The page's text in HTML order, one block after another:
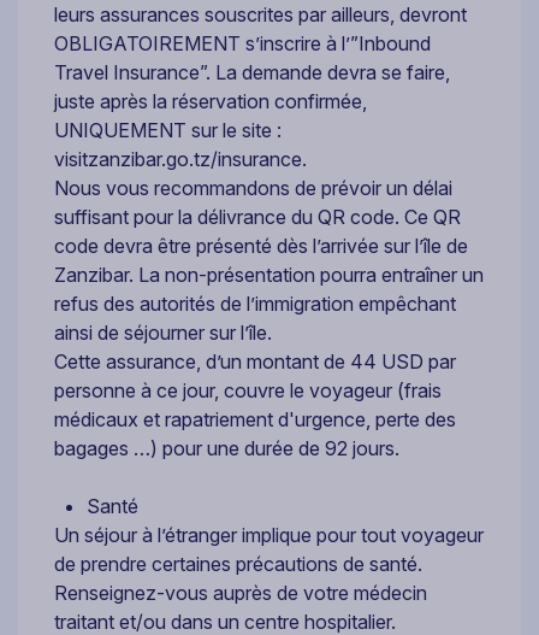
leurs assurances souscrites par ailleurs, devront
OBLIGATOIREMENT s’inscrire à l’”Inbound
Travel Insurance”. La demande devra se faire,
juste après la réservation confirmée,
UNIQUEMENT sur le site :
visitzanzibar.go.tz/insurance.
Nous vous recommandons de prévoir un délai
suffisant pour la délivrance du QR code. Ce QR
code devra être présenté dès l’arrivée sur l’île de
Zanzibar. La non-présentation pourra entraîner un
refus des autorités de l’immigration empêchant
ainsi de séjourner sur l’île.
Cette assurance, d’un montant de 44 USD par
personne à ce jour, couvre le voyageur (frais
médicaux et rapatriement d'urgence, perte des
bagages …) pour une durée de 92 jours.
Santé
Un séjour à l’étranger implique pour tout voyageur
de prendre certaines précautions de santé.
Renseignez-vous auprès de votre médecin
traitant et/ou dans un centre hospitalier.